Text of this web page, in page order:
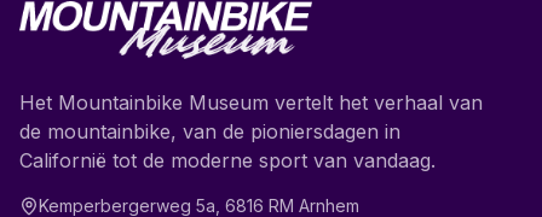
Het Mountainbike Museum vertelt het verhaal van
de mountainbike, van de pioniersdagen in
Californië tot de moderne sport van vandaag.
Kemperbergerweg 5a 6816 RM Arnhem